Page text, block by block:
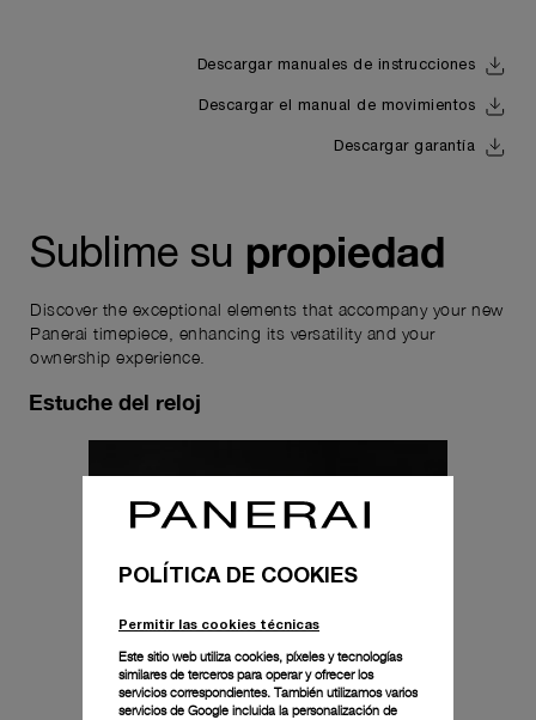
Descargar manuales de instrucciones
Descargar el manual de movimientos
Descargar garantía
Sublime su propiedad
Discover the exceptional elements that accompany your new
Panerai timepiece, enhancing its versatility and your
ownership experience.
Estuche del reloj
POLÍTICA DE COOKIES
Permitir las cookies técnicas
Este sitio web utiliza cookies, píxeles y tecnologías
similares de terceros para operar y ofrecer los
servicios correspondientes. También utilizamos varios
servicios de Google incluida la personalización de